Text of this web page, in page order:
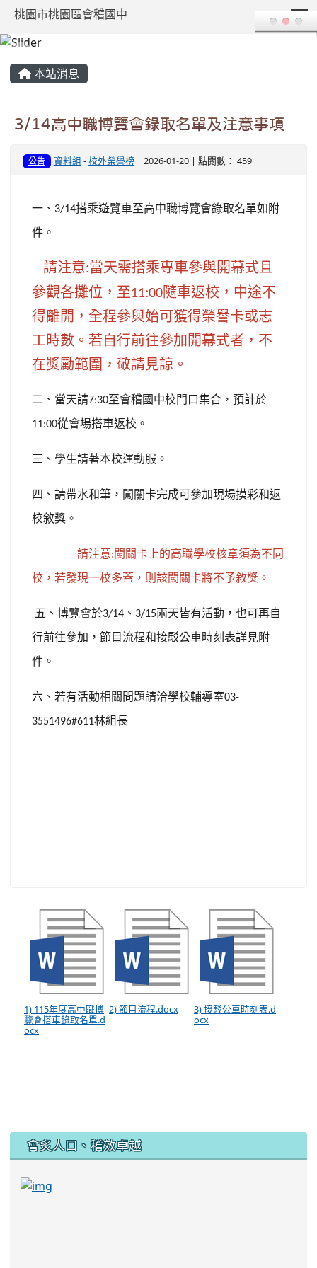
桃園市桃園區會稽國中
本站消息
3/14高中職博覽會錄取名單及注意事項
公告 資料組 -校外榮譽榜| 2026-01-20 | 點閱數： 459
一、 3/14搭乘遊覽車至高中職博覽會錄取名單如附
件。
請注意:當天需搭乘專車參與開幕式且
參觀各攤位，至 11:00隨車返校，中途不
得離開，全程參與始可獲得榮譽卡或志
工時數。 若自行前往參加開幕式者，不
在獎勵範圍，敬請見諒。
二、當天請7:30至會稽國中校門口集合，預計於
11:00從會場搭車返校。
三、學生請著本校運動服。
四、請帶水和筆，闖關卡完成可參加現場摸彩和返
校敘獎。
請注意:闖關卡上的高職學校核章須為不同
校，若發現一校多蓋，則該闖關卡將不予敘獎。
五 、博覽會於3/14 、 3/15兩天皆有活動，也可再自
行前往參加，節目流程和接駁公車時刻表詳見附
件。
六、若有活動相關問題請洽學校輔導室03-
3551496#611林組長
1) 115年度高中職博
覽會搭車錄取名單.d
ocx
2) 節目流程.docx
3) 接駁公車時刻表.d
ocx
會炙人口、稽效卓越